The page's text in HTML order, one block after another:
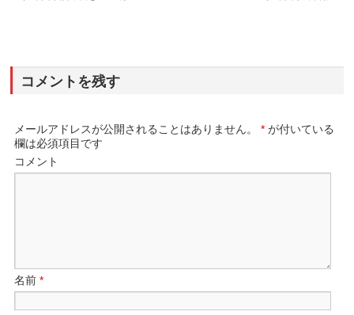
コメントを残す
メールアドレスが公開されることはありません。 * が付いている
欄は必須項目です
コメント
名前*